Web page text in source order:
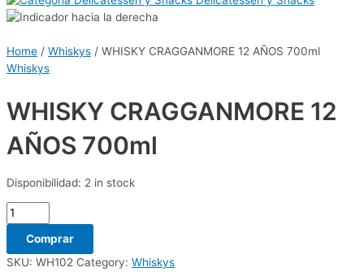
Home / Whiskys / WHISKY CRAGGANMORE 12 AÑOS 700ml
Whiskys
WHISKY CRAGGANMORE 12
AÑOS 700ml
Disponibilidad: 2 in stock
Comprar
SKU: WH102 Category: Whiskys